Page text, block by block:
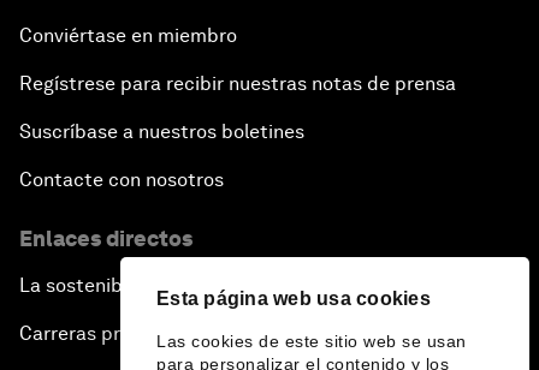
Esta página web usa cookies
Las cookies de este sitio web se usan
para personalizar el contenido y los
Conviértase en miembro
Regístrese para recibir nuestras notas de prensa
Suscríbase a nuestros boletines
Contacte con nosotros
Enlaces directos
La sostenibilidad en el Foro
Carreras profesionales